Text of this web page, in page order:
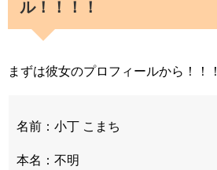
ル！！！！
まずは彼女のプロフィールから！！！
名前：小丁 こまち
本名：不明